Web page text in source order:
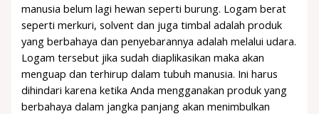
manusia belum lagi hewan seperti burung. Logam berat
seperti merkuri, solvent dan juga timbal adalah produk
yang berbahaya dan penyebarannya adalah melalui udara.
Logam tersebut jika sudah diaplikasikan maka akan
menguap dan terhirup dalam tubuh manusia. Ini harus
dihindari karena ketika Anda mengganakan produk yang
berbahaya dalam jangka panjang akan menimbulkan